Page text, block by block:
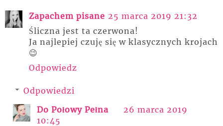
Zapachem pisane 25 marca 2019 21:32
Śliczna jest ta czerwona!
Ja najlepiej czuję się w klasycznych krojach
😉
Odpowiedz
Odpowiedzi
Do Połowy Pełna
26 marca 2019
10:45